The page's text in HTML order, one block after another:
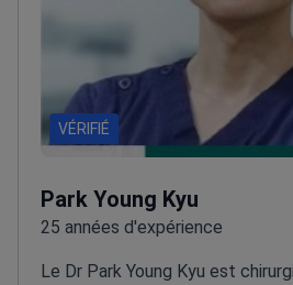
VÉRIFIÉ
Park Young Kyu
25 années d'expérience
Le Dr Park Young Kyu est